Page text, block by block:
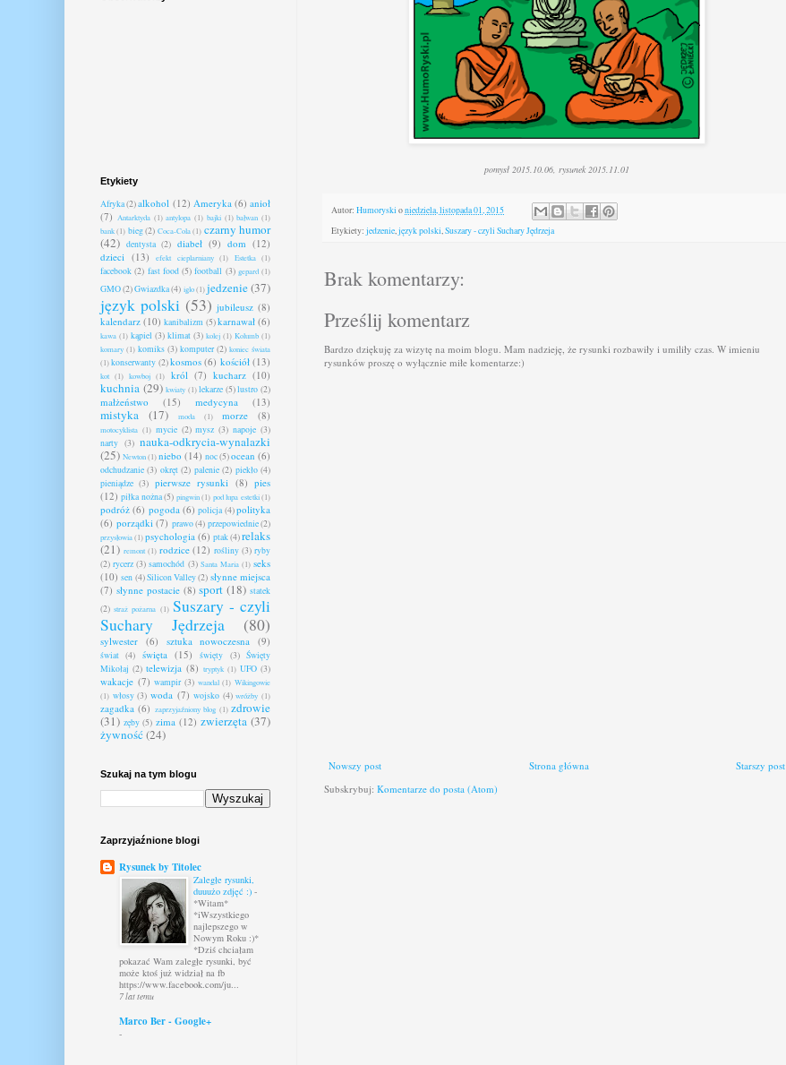
pomysł 2015.10.06, rysunek 2015.11.01
Autor: Humoryskioniedziela, listopada 01, 2015
Etykiety: jedzenie,język polski,Suszary - czyli Suchary Jędrzeja
Brak komentarzy:
Prześlij komentarz
Bardzo dziękuję za wizytę na moim blogu. Mam nadzieję, że rysunki rozbawiły i umiliły czas. W imieniu
rysunków proszę o wyłącznie miłe komentarze:)
Nowszy post Starszy post
Strona główna
Subskrybuj: Komentarze do posta (Atom)
Etykiety
Afryka(2)alkohol (12) Ameryka (6) anioł
(7) Antarktyda (1) antylopa (1) bajki (1) bałwan (1)
bank (1) bieg(2) Coca-Cola (1) czarny humor
(42) dentysta (2) diabeł (9) dom (12)
dzieci (13) efekt cieplarniany (1) Estetka (1)
facebook (2) fast food (5) football (3) gepard (1)
GMO(2)Gwiazdka(4) iglo (1) jedzenie(37)
język polski (53) jubileusz (8)
kalendarz (10) kanibalizm (5)karnawał (6)
kawa (1) kąpiel (3) klimat (3) kolej (1) Kolumb (1)
komary (1) komiks (3) komputer (2) koniec świata
(1) konserwanty (2)kosmos (6) kościół (13)
kot (1) kowboj (1) król (7) kucharz (10)
kuchnia (29) kwiaty (1) lekarze (5)lustro (2)
małżeństwo (15) medycyna (13)
mistyka (17) moda (1) morze (8)
motocyklista (1) mycie (2) mysz (3) napoje (3)
narty (3) nauka-odkrycia-wynalazki
(25) Newton(1)niebo (14) noc(5)ocean (6)
odchudzanie (3) okręt (2) palenie (2) piekło (4)
pieniądze (3) pierwsze rysunki (8) pies
(12) piłka nożna(5) pingwin (1) pod lupa estetki (1)
podróż (6) pogoda (6) policja (4)polityka
(6) porządki (7) prawo(4) przepowiednie(2)
przysłowia(1)psychologia (6) ptak(4)relaks
(21) remont (1) rodzice (12) rośliny (3) ryby
(2) rycerz (3) samochód (3) Santa Maria (1) seks
(10) sen (4)Silicon Valley(2) słynne miejsca
(7) słynne postacie (8) sport (18) statek
(2) straż pożarna (1) Suszary - czyli
Suchary Jędrzeja
(80)
sylwester (6) sztuka nowoczesna (9)
świat (4) święta (15) święty (3) Święty
Mikołaj (2) telewizja (8) tryptyk (1) UFO (3)
wakacje (7) wampir (3) wandal (1) Wikingowie
(1) włosy (3) woda (7) wojsko (4) wróżby (1)
zagadka (6) zaprzyjaźniony blog (1) zdrowie
(31) zęby (5) zima (12) zwierzęta (37)
żywność(24)
Szukaj na tym blogu
Zaprzyjaźnione blogi
Rysunek by Titolec
Zaległe rysunki,
duuużo zdjęć :) -
*Witam*
*iWszystkiego
najlepszego w
Nowym Roku :)*
*Dziś chciałam
pokazać Wam zaległe rysunki, być
może ktoś już widział na fb
https://www.facebook.com/ju...
7 lat temu
Marco Ber - Google+
-